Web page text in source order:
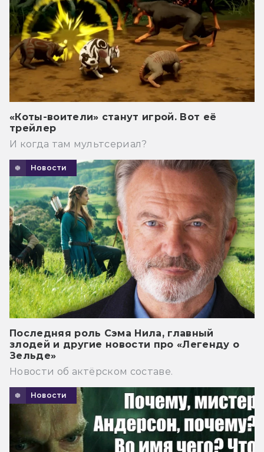
«Коты-воители» станут игрой. Вот её
трейлер
И когда там мультсериал?
Новости
Последняя роль Сэма Нила, главный
злодей и другие новости про «Легенду о
Зельде»
Новости об актёрском составе.
Новости